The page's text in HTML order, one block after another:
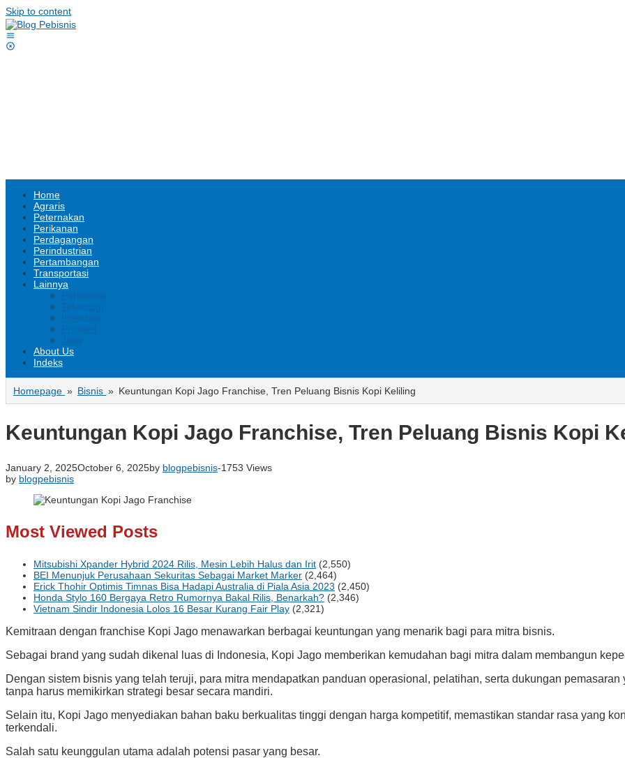
Skip to content
Home
Agraris
Peternakan
Perikanan
Perdagangan
Perindustrian
Pertambangan
Transportasi
Lainnya
Pariwisata
Teknologi
Investasi
Properti
Jasa
About Us
Indeks
Homepage » Bisnis » Keuntungan Kopi Jago Franchise, Tren Peluang Bisnis Kopi Keliling
Keuntungan Kopi Jago Franchise, Tren Peluang Bisnis Kopi
January 2, 2025October 6, 2025by blogpebisnis-1753 Views
by blogpebisnis
Most Viewed Posts
Mitsubishi Xpander Hybrid 2024 Rilis, Mesin Lebih Halus dan Irit (2,550)
BEI Menunjuk Perusahaan Sekuritas Sebagai Market Marker (2,464)
Erick Thohir Optimis Timnas Bisa Hadapi Australia di Piala Asia 2023 (2,450)
Honda Stylo 160 Bergaya Retro Rumornya Bakal Rilis, Benarkah? (2,346)
Vietnam Sindir Indonesia Lolos 16 Besar Kurang Fair Play (2,321)
Kemitraan dengan franchise Kopi Jago menawarkan berbagai keuntungan yang menarik bagi para mitra bisnis.
Sebagai brand yang sudah dikenal luas di Indonesia, Kopi Jago memberikan kemudahan bagi mitra dalam membangun
Dengan sistem bisnis yang telah teruji, para mitra mendapatkan panduan operasional, pelatihan, serta dukungan
tanpa harus memikirkan strategi besar secara mandiri.
Selain itu, Kopi Jago menyediakan bahan baku berkualitas tinggi dengan harga kompetitif, memastikan standar rasa yang
terkendali.
Salah satu keunggulan utama adalah potensi pasar yang besar.